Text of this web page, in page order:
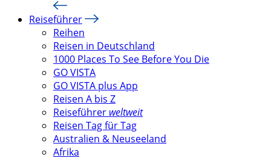
Reiseführer
Reihen
Reisen in Deutschland
1000 Places To See Before You Die
GO VISTA
GO VISTA plus App
Reisen A bis Z
Reiseführer weltweit
Reisen Tag für Tag
Australien & Neuseeland
Afrika